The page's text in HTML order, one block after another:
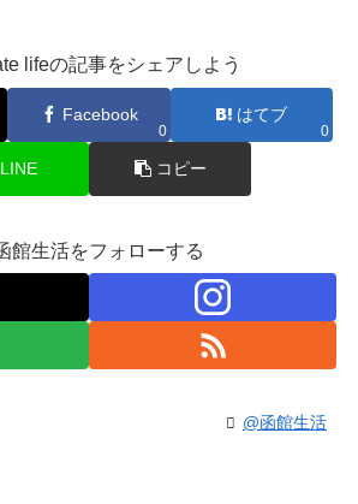
lifeの記事をシェアしよう
Facebook
0
はてブ
0
LINE コピー
館生活をフォローする
@函館生活